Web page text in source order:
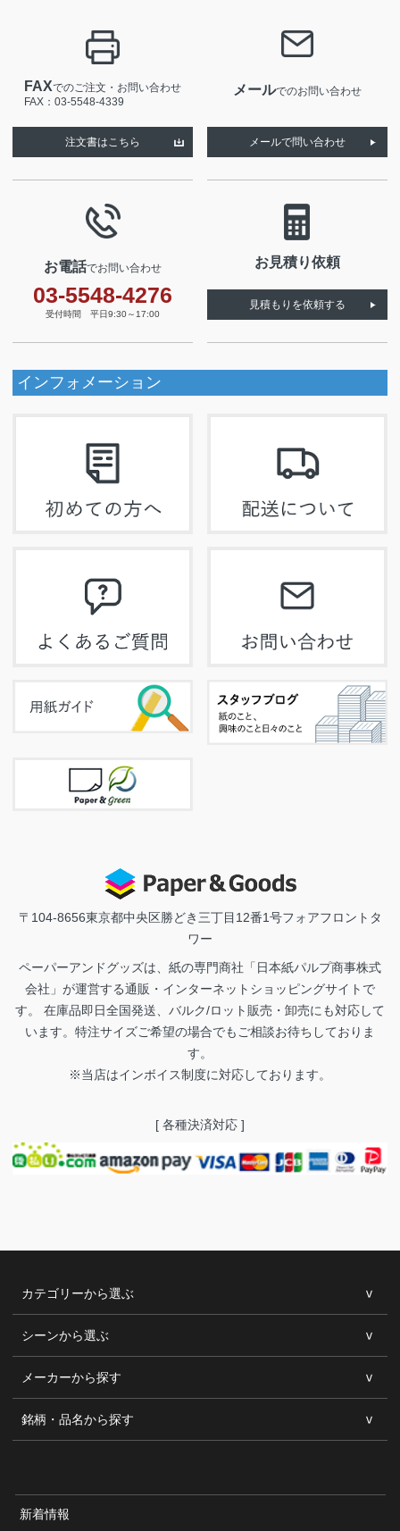
FAXでのご注文・お問い合わせ
FAX：03-5548-4339
注文書はこちら
メールでのお問い合わせ
メールで問い合わせ
お電話でお問い合わせ
03-5548-4276
受付時間 平日9:30～17:00
お見積り依頼
見積もりを依頼する
インフォメーション
〒104-8656東京都中央区勝どき三丁目12番1号フォアフロントタ
ワー
ペーパーアンドグッズは、紙の専門商社「日本紙パルプ商事株式
会社」が運営する通販・インターネットショッピングサイトで
す。 在庫品即日全国発送、バルク/ロット販売・卸売にも対応して
います。特注サイズご希望の場合でもご相談お待ちしておりま
す。
※当店はインボイス制度に対応しております。
[ 各種決済対応 ]
カテゴリーから選ぶ
シーンから選ぶ
メーカーから探す
銘柄・品名から探す
新着情報